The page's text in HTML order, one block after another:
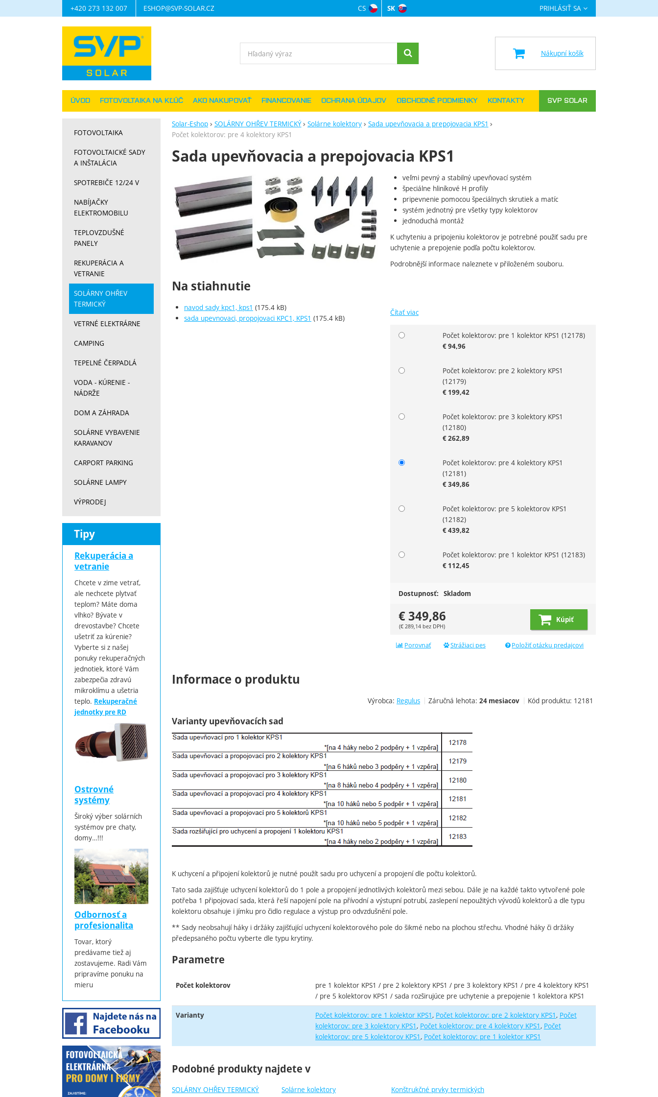
Solar-Eshop SOLÁRNY OHŘEV TERMICKÝ Solárne kolektory
Sada upevňovacia a prepojovacia KPS1
Počet kolektorov: pre 4 kolektory KPS1
Sada upevňovacia a prepojovacia KPS1
Fotografie
Na stiahnutie
navod sady kpc1, kps1 (175.4 kB)
sada upevnovaci, propojovaci KPC1, KPS1 (175.4 kB)
veľmi pevný a stabilný upevňovací systém
špeciálne hliníkové H profily
pripevnenie pomocou špeciálnych skrutiek a matíc
systém jednotný pre všetky typy kolektorov
jednoduchá montáž
K uchyteniu a pripojeniu kolektorov je potrebné použiť sadu pre
uchytenie a prepojenie podľa počtu kolektorov.
Podrobnější informace naleznete v přiloženém souboru.
Čítať viac
Zvoľte variantPočet kolektorov: pre 1 kolektor KPS1 (12178)
€94,96
Počet kolektorov: pre 2 kolektory KPS1
(12179)
€199,42
Počet kolektorov: pre 3 kolektory KPS1
(12180)
€262,89
Počet kolektorov: pre 4 kolektory KPS1
(12181)
€349,86
Počet kolektorov: pre 5 kolektorov KPS1
(12182)
€439,82
Počet kolektorov: pre 1 kolektor KPS1 (12183)
€112,45
Dostupnosť: Skladom
€349,86
(€ 289,14 bez DPH)
Kúpiť
Porovnať Strážiaci pes Položiť otázku predajcovi
Informace o produktu
Výrobca: Regulus Záručná lehota: 24 mesiacov Kód produktu: 12181
Varianty upevňovacích sad
K uchycení a připojení kolektorů je nutné použít sadu pro uchycení a propojení dle počtu kolektorů.
Tato sada zajišťuje uchycení kolektorů do 1 pole a propojení jednotlivých kolektorů mezi sebou. Dále je na každé takto vytvořené pole
potřeba 1 připojovací sada, která řeší napojení pole na přívodní a výstupní potrubí, zaslepení nepoužitých vývodů kolektorů a dle typu
kolektoru obsahuje i jímku pro čidlo regulace a výstup pro odvzdušnění pole.
** Sady neobsahují háky i držáky zajišťující uchycení kolektorového pole do šikmé nebo na plochou střechu. Vhodné háky či držáky
předepsaného počtu vyberte dle typu krytiny.
Parametre
Počet kolektorov
pre 1 kolektor KPS1 / pre 2 kolektory KPS1 / pre 3 kolektory KPS1 / pre 4 kolektory KPS1
/ pre 5 kolektorov KPS1 / sada rozširujúce pre uchytenie a prepojenie 1 kolektora KPS1
Varianty Počet kolektorov: pre 1 kolektor KPS1 Počet kolektorov: pre 2 kolektory KPS1 Počet
kolektorov: pre 3 kolektory KPS1 Počet kolektorov: pre 4 kolektory KPS1 Počet
kolektorov: pre 5 kolektorov KPS1 Počet kolektorov: pre 1 kolektor KPS1
Podobné produkty najdete v
SOLÁRNY OHŘEV TERMICKÝ Solárne kolektory
Konštrukčné prvky termických
FOTOVOLTAIKA
FOTOVOLTAICKÉ SADY
A INŠTALÁCIA
SPOTREBIČE 12/24 V
NABÍJAČKY
ELEKTROMOBILU
TEPLOVZDUŠNÉ
PANELY
REKUPERÁCIA A
VETRANIE
SOLÁRNY OHŘEV
TERMICKÝ
VETRNÉ ELEKTRÁRNE
CAMPING
TEPELNÉ ČERPADLÁ
VODA - KÚRENIE -
NÁDRŽE
DOM A ZÁHRADA
SOLÁRNE VYBAVENIE
KARAVANOV
CARPORT PARKING
SOLÁRNE LAMPY
VÝPRODEJ
Tipy
Rekuperácia a
vetranie
Chcete v zime vetrať,
ale nechcete plytvať
teplom? Máte doma
vlhko? Bývate v
drevostavbe? Chcete
ušetriť za kúrenie?
Vyberte si z našej
ponuky rekuperačných
jednotiek, ktoré Vám
zabezpečia zdravú
mikroklímu a ušetria
teplo. Rekuperačné
jednotky pre RD
Ostrovné
systémy
Široký výber solárních
systémov pre chaty,
domy…!!!
Odbornosť a
profesionalita
Tovar, ktorý
predávame tiež aj
zostavujeme. Radi Vám
pripravíme ponuku na
mieru
Navigácia
+420 273 132 007 ESHOP@SVP-SOLAR.CZ
ÚVOD FOTOVOLTAIKA NA KĽÚČ AKO NAKUPOVAŤ FINANCOVANIE OCHRANA ÚDAJOV OBCHODNÉ PODMIENKY KONTAKTY SVP SOLAR
Jazyková verzia
CS SK PRIHLÁSIŤ SA
Vyhľadávanie Nákupní košík